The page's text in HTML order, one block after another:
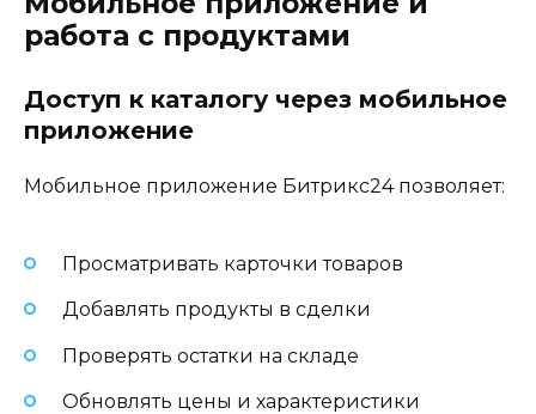
работа с продуктами
Доступ к каталогу через мобильное
приложение
Мобильное приложение Битрикс24 позволяет:
Просматривать карточки товаров
Добавлять продукты в сделки
Проверять остатки на складе
Обновлять цены и характеристики